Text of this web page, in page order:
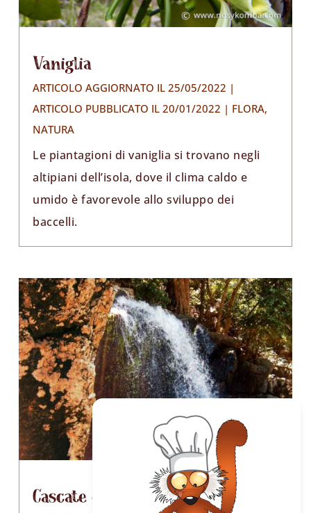
Vaniglia
ARTICOLO AGGIORNATO IL 25/05/2022 |
ARTICOLO PUBBLICATO IL 20/01/2022 | FLORA,
NATURA
Le piantagioni di vaniglia si trovano negli
altipiani dell’isola, dove il clima caldo e
umido è favorevole allo sviluppo dei
baccelli.
Cascate e acqua sorgiva